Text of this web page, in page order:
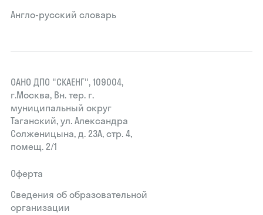
Англо-русский словарь
ОАНО ДПО "СКАЕНГ", 109004,
г.Москва, Вн. тер. г.
муниципальный округ
Таганский, ул. Александра
Солженицына, д. 23А, стр. 4,
помещ. 2/1
Оферта
Сведения об образовательной
организации